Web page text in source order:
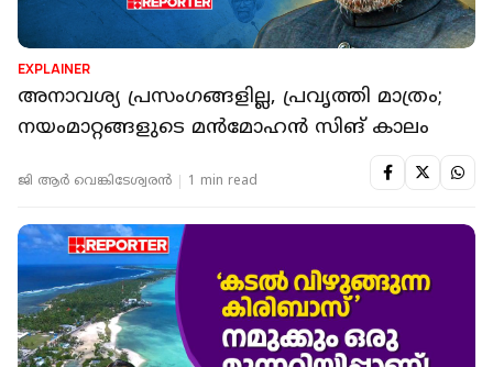
EXPLAINER
അനാവശ്യ പ്രസംഗങ്ങളില്ല, പ്രവൃത്തി മാത്രം;
നയംമാറ്റങ്ങളുടെ മൻമോഹൻ സിങ് കാലം
ജി ആർ വെങ്കിടേശ്വരൻ 1 min read